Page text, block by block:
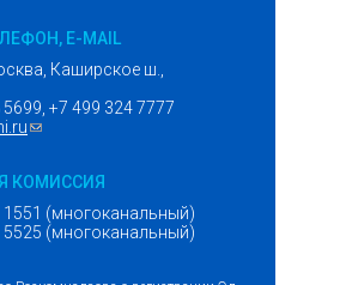
E-MAIL
Каширское ш.,
+7 499 324 7777
(ссылка для отправки email)
КОМИССИЯ
1551 (многоканальный)
5525 (многоканальный)